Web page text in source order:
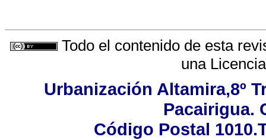
Todo el contenido de esta
una
Urbanización Altamira,8º
Pacairigua.
Código Postal